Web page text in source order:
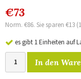
€73
Norm. €86. Sie sparen €13
es gibt 1 Einheiten auf
In den